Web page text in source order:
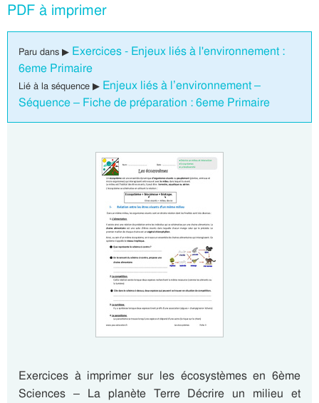
PDF à imprimer
Paru dans ▶ Exercices - Enjeux liés à l'environnement :
6eme Primaire
Lié à la séquence ▶ Enjeux liés à l’environnement –
Séquence – Fiche de préparation : 6eme Primaire
Exercices à imprimer sur les écosystèmes en 6ème
Sciences – La planète Terre Décrire un milieu et